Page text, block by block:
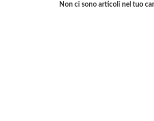
Non ci sono articoli nel tuo